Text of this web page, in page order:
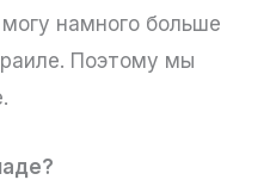
намного больше
Поэтому мы